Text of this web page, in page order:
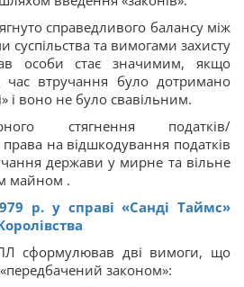
справедливого балансу між
суспільства та вимогами захисту
особи стає значимим, якщо
час втручання було дотримано
і воно не було свавільним.
стягнення податків/
на відшкодування податків
держави у мирне та вільне
майном .
р. у справі «Санді Таймс»
сформулював дві вимоги, що
законом»: